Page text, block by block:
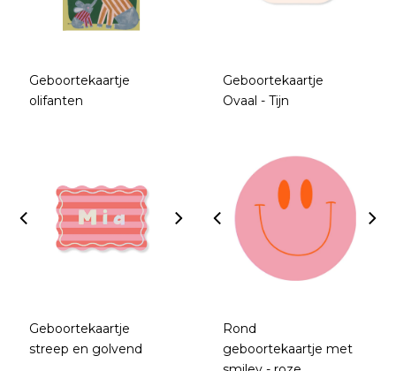
Geboortekaartje
olifanten
Geboortekaartje
Ovaal - Tijn
Geboortekaartje
streep en golvend
Rond
geboortekaartje met